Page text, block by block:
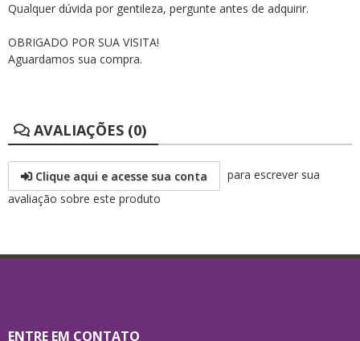
Qualquer dúvida por gentileza, pergunte antes de adquirir.
OBRIGADO POR SUA VISITA!
Aguardamos sua compra.
AVALIAÇÕES (0)
Clique aqui e acesse sua conta
para escrever sua
avaliação sobre este produto
ENTRE EM CONTATO